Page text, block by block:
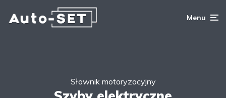
Menu
Słownik motoryzacyjny